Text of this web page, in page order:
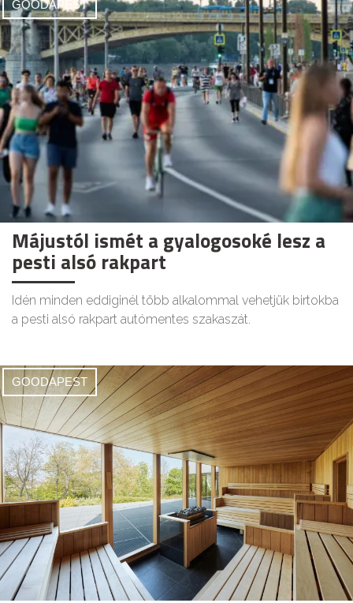
GOODAPEST
Májustól ismét a gyalogosoké lesz a
pesti alsó rakpart
Idén minden eddiginél több alkalommal vehetjük birtokba
a pesti alsó rakpart autómentes szakaszát.
GOODAPEST